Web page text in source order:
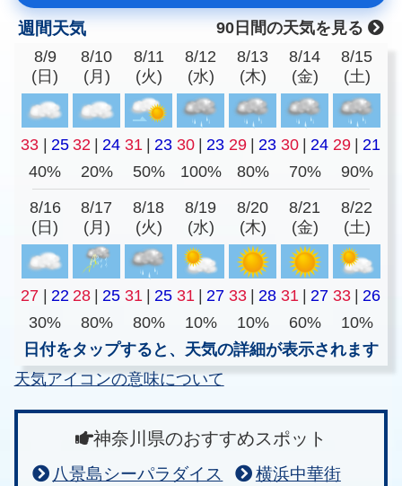
週間天気
90日間の天気を見る
8/9
(日)
8/10
(月)
8/11
(火)
8/12
(水)
8/13
(木)
8/14
(金)
8/15
(土)
33 | 25 32 | 24 31 | 23 30 | 23 29 | 23 30 | 24 29 | 21
40%
20% 50% 100% 80% 70% 90%
8/16
(日)
8/17
(月)
8/18
(火)
8/19
(水)
8/20
(木)
8/21
(金)
8/22
(土)
27 | 22 28 | 25 31 | 25 31 | 27 33 | 28 31 | 27 33 | 26
30%
80% 80% 10% 10% 60%
10%
日付をタップすると、天気の詳細が表示されます
天気アイコンの意味について
神奈川県のおすすめスポット
八景島シーパラダイス
横浜中華街